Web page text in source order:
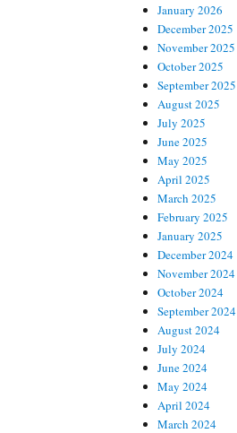
January 2026
December 2025
November 2025
October 2025
September 2025
August 2025
July 2025
June 2025
May 2025
April 2025
March 2025
February 2025
January 2025
December 2024
November 2024
October 2024
September 2024
August 2024
July 2024
June 2024
May 2024
April 2024
March 2024